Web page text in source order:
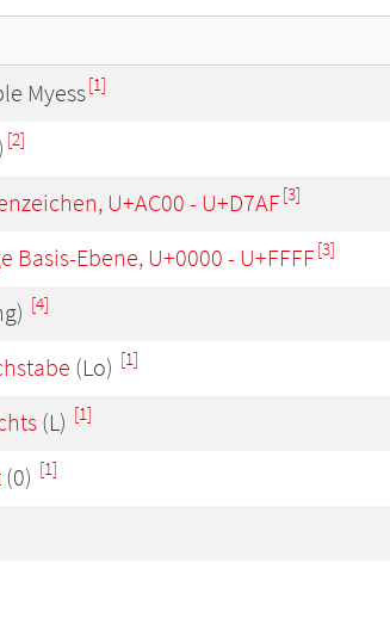
Myess[1]
[2]
U+AC00 - U+D7AF[3]
Basis-Ebene, U+0000 - U+FFFF[3]
[4]
(Lo) [1]
(L) [1]
(0) [1]